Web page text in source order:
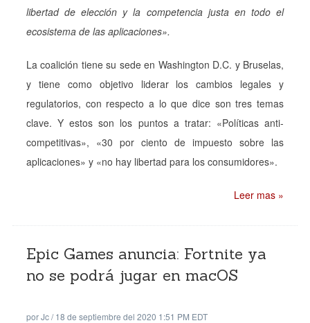
libertad de elección y la competencia justa en todo el
ecosistema de las aplicaciones».
La coalición tiene su sede en Washington D.C. y Bruselas,
y tiene como objetivo liderar los cambios legales y
regulatorios, con respecto a lo que dice son tres temas
clave. Y estos son los puntos a tratar: «Políticas anti-
competitivas», «30 por ciento de impuesto sobre las
aplicaciones» y «no hay libertad para los consumidores».
Leer mas »
Epic Games anuncia: Fortnite ya
no se podrá jugar en macOS
porJc/18 de septiembre del 2020 1:51 PM EDT